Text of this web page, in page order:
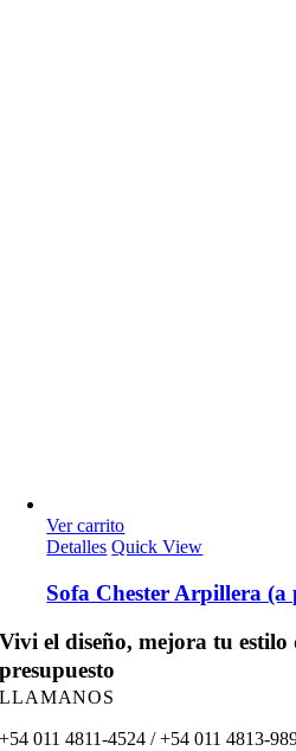
Ver carrito
Detalles Quick View
Sofa Chester Arpillera (a
Vivi el diseño, mejora tu
presupuesto
LLAMANOS
+54 011 4811-4524 / +54 011 4813-